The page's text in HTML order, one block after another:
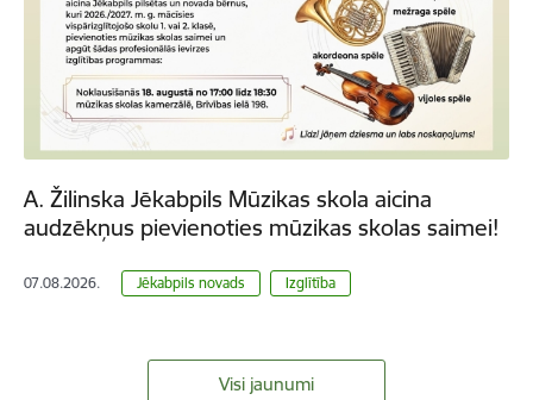
A. Žilinska Jēkabpils Mūzikas skola aicina
audzēkņus pievienoties mūzikas skolas saimei!
07.08.2026. Jēkabpils novads Izglītība
Visi jaunumi